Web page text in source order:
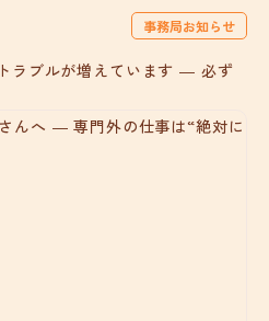
事務局お知らせ
ラブルが増えています ― 必ず